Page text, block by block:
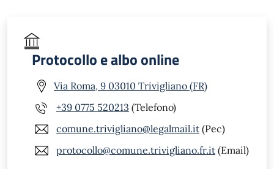
Protocollo e albo online
Via Roma, 9 03010 Trivigliano (FR)
+39 0775 520213 (Telefono)
comune.trivigliano@legalmail.it (Pec)
protocollo@comune.trivigliano.fr.it (Email)